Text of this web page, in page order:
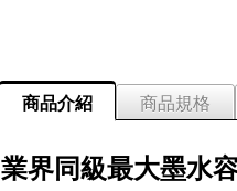
商品介紹 商品規格
業界同級最大墨水